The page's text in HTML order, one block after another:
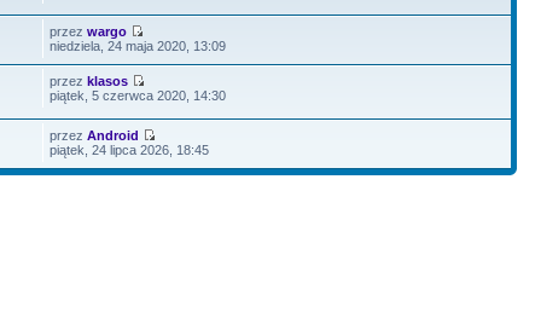
przezwargo
niedziela, 24 maja 2020, 13:09
przezklasos
piątek, 5 czerwca 2020, 14:30
przezAndroid
piątek, 24 lipca 2026, 18:45